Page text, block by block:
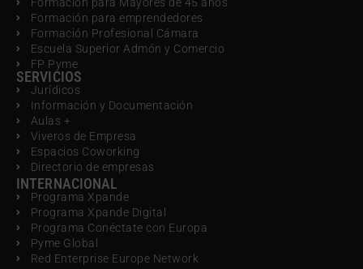
Formación para emprendedores
Formación Profesional Cámara
Escuela Superior Admón y Comercio
FP Pyme
SERVICIOS
Jurídicos
Información y Documentación
Aulas +
Viveros de Empresa
Espacios Coworking
Directorio de empresas
INTERNACIONAL
Programa Xpande
Programa Xpande Digital
Programa Conéctate con Europa
Pyme Global
Red Enterprise Europe Network